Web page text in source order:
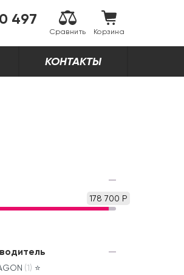
497
Сравнить Корзина
КОНТАКТЫ
178 700 Р
(1) ⭐